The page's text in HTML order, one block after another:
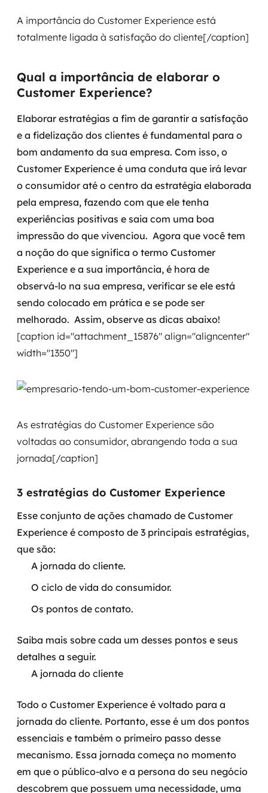
Consultoria de segurança
Segurança de aplicações e Cloud
A importância do Customer Experience está
totalmente ligada à satisfação do cliente[/caption]
Qual a importância de elaborar o
Customer Experience?
Elaborar estratégias a fim de garantir a satisfação
e a fidelização dos clientes é fundamental para o
bom andamento da sua empresa. Com isso, o
Customer Experience é uma conduta que irá levar
o consumidor até o centro da estratégia elaborada
pela empresa, fazendo com que ele tenha
experiências positivas e saia com uma boa
impressão do que vivenciou. Agora que você tem
a noção do que significa o termo Customer
Experience e a sua importância, é hora de
observá-lo na sua empresa, verificar se ele está
sendo colocado em prática e se pode ser
melhorado. Assim, observe as dicas abaixo!
[caption id="attachment_15876" align="aligncenter"
width="1350"]
As estratégias do Customer Experience são
voltadas ao consumidor, abrangendo toda a sua
jornada[/caption]
3 estratégias do Customer Experience
Esse conjunto de ações chamado de Customer
Experience é composto de 3 principais estratégias,
que são:
A jornada do cliente.
O ciclo de vida do consumidor.
Os pontos de contato.
Saiba mais sobre cada um desses pontos e seus
detalhes a seguir.
A jornada do cliente
Todo o Customer Experience é voltado para a
jornada do cliente. Portanto, esse é um dos pontos
essenciais e também o primeiro passo desse
mecanismo. Essa jornada começa no momento
em que o público-alvo e a persona do seu negócio
descobrem que possuem uma necessidade, uma